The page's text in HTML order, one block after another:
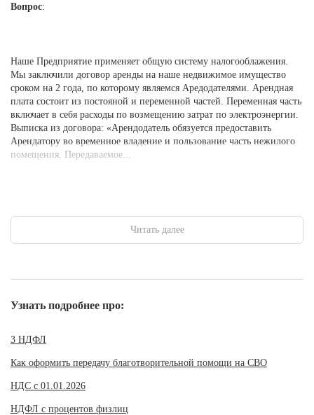
Вопрос:
Наше Предприятие применяет общую систему налогооблажения.
Мы заключили договор аренды на наше недвижимое имущество
сроком на 2 года, по которому являемся Аредодателями. Арендная
плата состоит из постояной и переменной частей. Переменная часть
включает в себя расходы по возмещению затрат по электроэнергии.
Выписка из договора: «Арендодатель обязуется предоставить
Арендатору во временное владение и пользование часть нежилого
помещения. Передаваемое...
Читать далее
Узнать подробнее про:
3 НДФЛ
Как оформить передачу благотворительной помощи на СВО
НДС с 01.01.2026
НДФЛ с процентов физлиц